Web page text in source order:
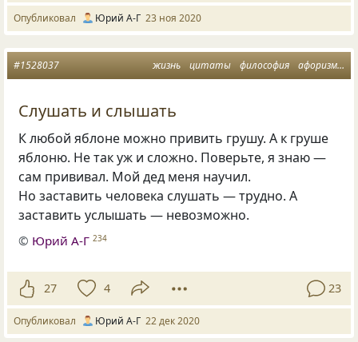
Опубликовал Юрий А-Г 23 ноя 2020
жизнь цитаты философия афоризмы
#1528037
Слушать и слышать
К любой яблоне можно привить грушу. А к груше
яблоню. Не так уж и сложно. Поверьте, я знаю —
сам прививал. Мой дед меня научил.
Но заставить человека слушать — трудно. А
заставить услышать — невозможно.
© Юрий А-Г 234
27 4 23
Опубликовал Юрий А-Г 22 дек 2020